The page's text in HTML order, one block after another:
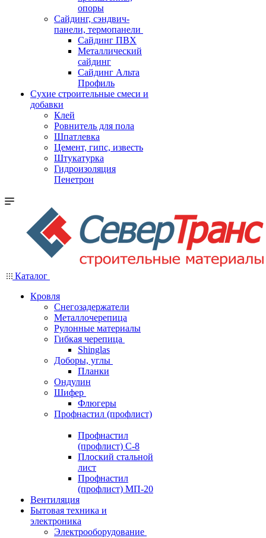
опоры
Cайдинг, сэндвич-
панели, термопанели
Сайдинг ПВХ
Металлический
сайдинг
Сайдинг Альта
Профиль
Сухие строительные смеси и
добавки
Клей
Ровнитель для пола
Шпатлевка
Цемент, гипс, известь
Штукатурка
Гидроизоляция
Пенетрон
Каталог
Кровля
Снегозадержатели
Металлочерепица
Рулонные материалы
Гибкая черепица
Shinglas
Доборы, углы
Планки
Ондулин
Шифер
Флюгеры
Профнастил (профлист)
Профнастил
(профлист) С-8
Плоский стальной
лист
Профнастил
(профлист) МП-20
Вентиляция
Бытовая техника и
электроника
Электрооборудование